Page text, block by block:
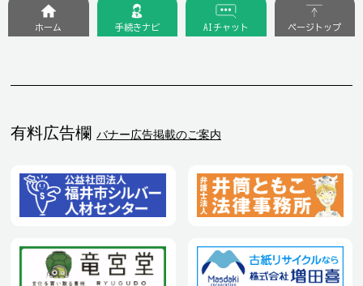
有料広告欄 バナー広告掲載のご案内
ホーム 手続きナビ AIチャット ページトップ